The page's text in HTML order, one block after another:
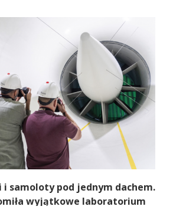
i samoloty pod jednym dachem.
wyjątkowe laboratorium